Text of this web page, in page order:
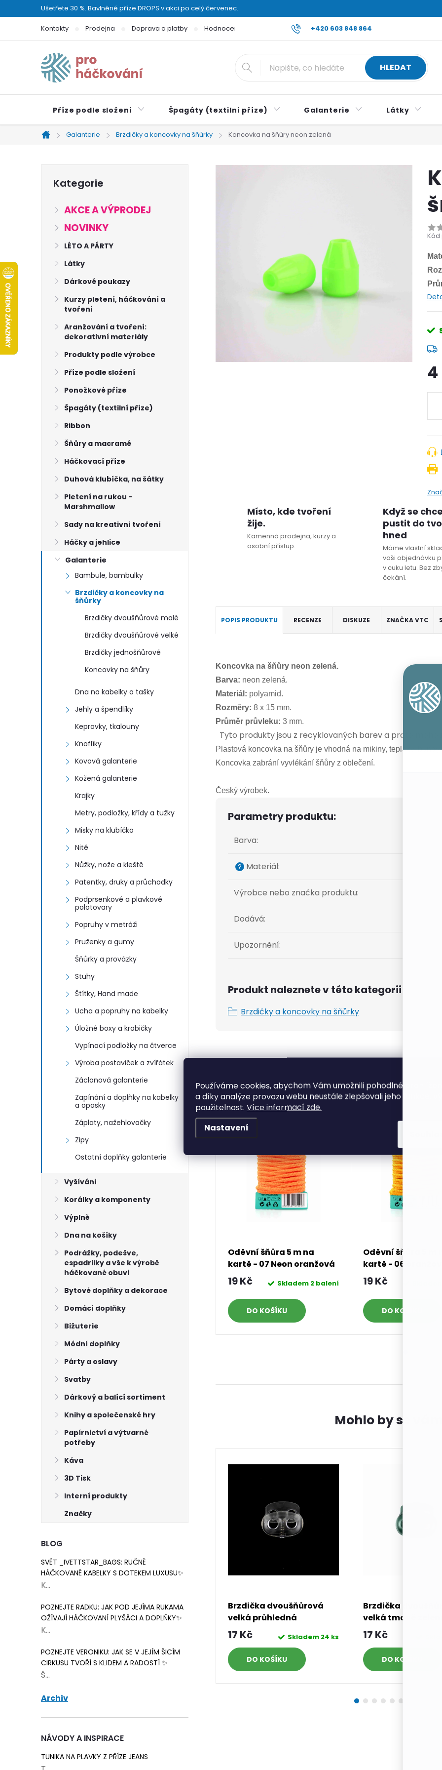
Používáme cookies, abychom Vám umožnili pohodlné prohlížení
a díky analýze provozu webu neustále zlepšovali jeho funkce,
použitelnost. Více informací zde.
Nastavení
na
Ušetřete 30 %. Bavlněné příze DROPS v akci po celý červenec.
+420 603 848 864
Kontakty Prodejna Doprava a platby Hodnocení obchodu Reklamace a vrácení zboží Všeobecné
HLEDAT
Příze podle složení Špagáty (textilní příze) Galanterie Látky
Domů
Galanterie Brzdičky a koncovky na šňůrky Koncovka na šňůry neon zelená
kategorie
Kategorie
AKCE A VÝPRODEJ
NOVINKY
LÉTO A PÁRTY
Látky
Dárkové poukazy
Kurzy pletení, háčkování a
tvoření
Aranžování a tvoření:
dekorativní materiály
Produkty podle výrobce
Příze podle složení
Ponožkové příze
Špagáty (textilní příze)
Ribbon
Šňůry a macramé
Háčkovací příze
Duhová klubíčka, na šátky
Pletení na rukou -
Marshmallow
Sady na kreativní tvoření
Háčky a jehlice
Galanterie
Bambule, bambulky
Brzdičky a koncovky na
šňůrky
Brzdičky dvoušňůrové malé
Brzdičky dvoušňůrové velké
Brzdičky jednošňůrové
Koncovky na šňůry
Dna na kabelky a tašky
Jehly a špendlíky
Keprovky, tkalouny
Knoflíky
Kovová galanterie
Kožená galanterie
Krajky
Metry, podložky, křídy a tužky
Misky na klubíčka
Nitě
Nůžky, nože a kleště
Patentky, druky a průchodky
Podprsenkové a plavkové
polotovary
Popruhy v metráži
Pruženky a gumy
Šňůrky a provázky
Stuhy
Štítky, Hand made
Ucha a popruhy na kabelky
Úložné boxy a krabičky
Vypínací podložky na čtverce
Výroba postaviček a zvířátek
Záclonová galanterie
Zapínání a doplňky na kabelky
a opasky
Záplaty, nažehlovačky
Zipy
Ostatní doplňky galanterie
Vyšívání
Korálky a komponenty
Výplně
Dna na košíky
Podrážky, podešve,
espadrilky a vše k výrobě
háčkované obuvi
Bytové doplňky a dekorace
Domácí doplňky
Bižuterie
Módní doplňky
Párty a oslavy
Svatby
Dárkový a balící sortiment
Knihy a společenské hry
Papírnictví a výtvarné
potřeby
Káva
3D Tisk
Interní produkty
Značky
BLOG
SVĚT _IVETTSTAR_BAGS: RUČNĚ
HÁČKOVANÉ KABELKY S DOTEKEM LUXUSU✨
K...
POZNEJTE RADKU: JAK POD JEJÍMA RUKAMA
OŽÍVAJÍ HÁČKOVANÍ PLYŠÁCI A DOPLŇKY✨
K...
POZNEJTE VERONIKU: JAK SE V JEJÍM ŠICÍM
CIRKUSU TVOŘÍ S KLIDEM A RADOSTÍ ✨
Š...
Archiv
NÁVODY A INSPIRACE
TUNIKA NA PLAVKY Z PŘÍZE JEANS
Kód
4
Místo, kde tvoření
žije.
Kamenná prodejna, kurzy a
osobní přístup.
Když se
pustit do
hned
Máme vlastní
vaši objednávku
v cuku letu. Bez
čekání.
POPIS PRODUKTU RECENZE DISKUZE ZNAČKAVTC
Koncovka na šňůry neon zelená.
Barva: neon zelená.
Materiál: polyamid.
Rozměry: 8 x 15 mm.
Průměr průvleku: 3 mm.
Tyto produkty jsou z recyklovaných barev a proto
Plastová koncovka na šňůry je vhodná na mikiny, tepláky, bundy
Koncovka zabrání vyvlékání šňůry z oblečení.
Český výrobek.
Parametry produktu:
Barva:
? Materiál:
Výrobce nebo značka produktu:
Dodává:
Upozornění:
Produkt naleznete v této kategorii
Brzdičky a koncovky na šňůrky
Oděvní bavlněná šňůra
Ø10 -12 mm červená
DO KOŠÍKU
Oděvní šňůra 5 m na
kartě - 07 Neon oranžová
19 Kč Skladem 2 balení
DO KOŠÍKU
Oděvní šňůra 5 m
kartě - 06 oranžová
19 Kč
DO KOŠÍKU
Brzdička jednošňůrová
neon žlutá
DO KOŠÍKU
Brzdička dvoušňůrová
velká průhledná
17 Kč Skladem 24 ks
DO KOŠÍKU
Brzdička
velká tmavě zelená
17 Kč
DO KOŠÍKU